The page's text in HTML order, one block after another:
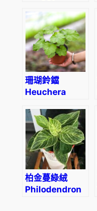
(Drosera
scorpioides)
珊瑚鈴鐺
Heuchera
柏金蔓綠絨
Philodendron